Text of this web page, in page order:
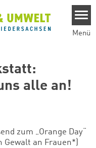
Menü
alle an!
zum „Orange Day“
an Frauen*)